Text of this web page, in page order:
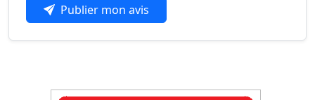
Publier mon avis